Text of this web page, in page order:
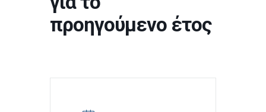
προηγούμενο έτος